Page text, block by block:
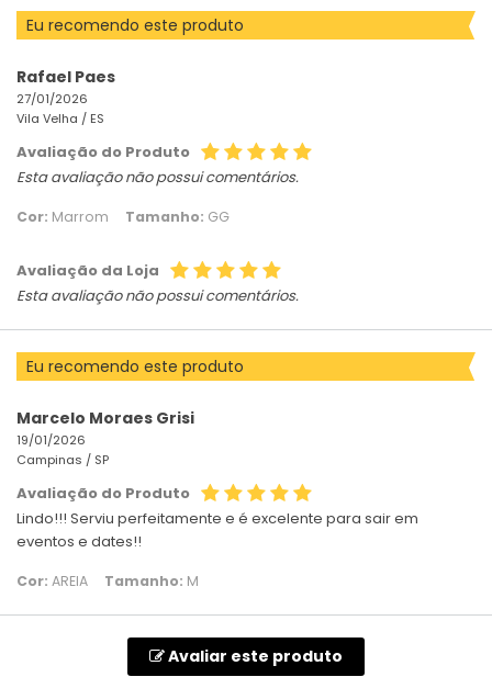
Eu recomendo este produto
Rafael Paes
27/01/2026
Vila Velha / ES
Avaliação do Produto
Esta avaliação não possui comentários.
Cor: Marrom Tamanho: GG
Avaliação da Loja
Esta avaliação não possui comentários.
Eu recomendo este produto
Marcelo Moraes Grisi
19/01/2026
Campinas / SP
Avaliação do Produto
Lindo!!! Serviu perfeitamente e é excelente para sair em
eventos e dates!!
Cor: AREIA Tamanho: M
Avaliar este produto